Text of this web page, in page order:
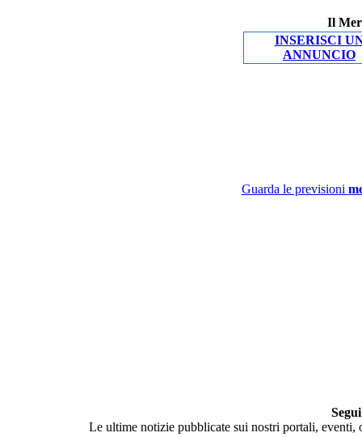
Il
INSERISCI
ANNUNCIO
Guarda le previsioni
Le ultime notizie pubblicate sui nostri portali,